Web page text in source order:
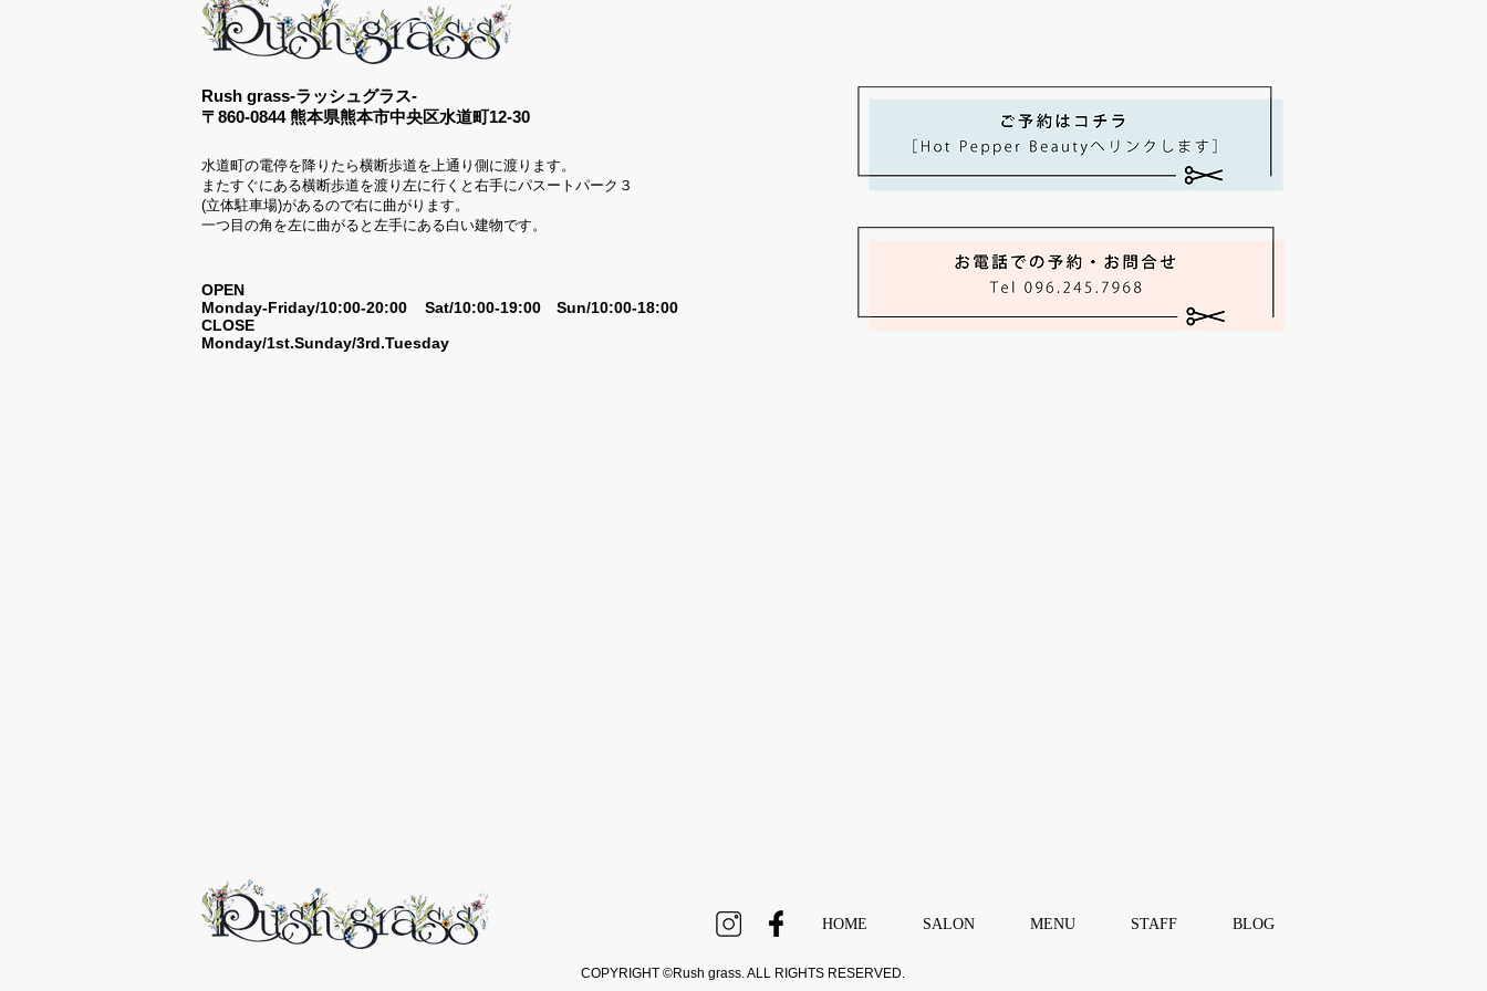
Rush grass-ラッシュグラス-
〒860-0844 熊本県熊本市中央区水道町12-30
水道町の電停を降りたら横断歩道を上通り側に渡ります。
またすぐにある横断歩道を渡り左に行くと右手にパスートパーク３
(立体駐車場)があるので右に曲がります。
一つ目の角を左に曲がると左手にある白い建物です。
OPEN
Monday-Friday/10:00-20:00 Sat/10:00-19:00 Sun/10:00-18:00
CLOSE
Monday/1st.Sunday/3rd.Tuesday
HOME SALON MENU STAFF BLOG
COPYRIGHT ©Rush grass. ALL RIGHTS RESERVED.